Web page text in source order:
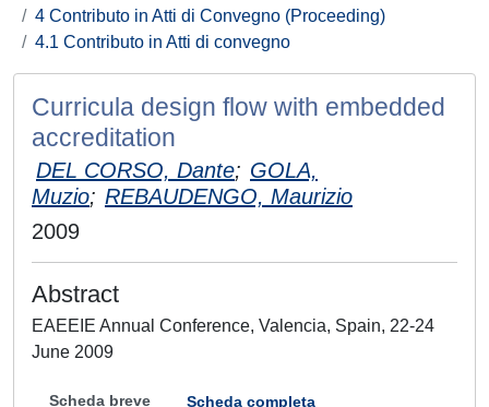
4 Contributo in Atti di Convegno (Proceeding)
4.1 Contributo in Atti di convegno
Curricula design flow with embedded
accreditation
DEL CORSO, Dante; GOLA,
Muzio; REBAUDENGO, Maurizio
2009
Abstract
EAEEIE Annual Conference, Valencia, Spain, 22-24
June 2009
Scheda breve Scheda completa